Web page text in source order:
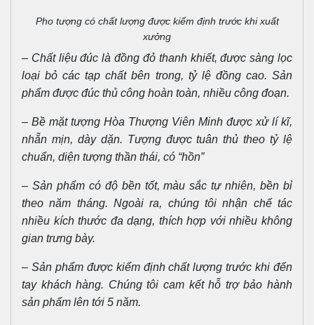
Pho tượng có chất lượng được kiểm định trước khi xuất
xưởng
– Chất liệu đúc là đồng đỏ thanh khiết, được sàng lọc
loại bỏ các tạp chất bên trong, tỷ lệ đồng cao. Sản
phẩm được đúc thủ công hoàn toàn, nhiều công đoạn.
– Bề mặt tượng Hòa Thượng Viên Minh được xử lí kĩ,
nhẵn mịn, dày dặn. Tượng được tuân thủ theo tỷ lệ
chuẩn, diện tượng thần thái, có “hồn”
– Sản phẩm có độ bền tốt, màu sắc tự nhiên, bền bỉ
theo năm tháng. Ngoài ra, chúng tôi nhận chế tác
nhiều kích thước đa dạng, thích hợp với nhiều không
gian trưng bày.
– Sản phẩm được kiểm định chất lượng trước khi đến
tay khách hàng. Chúng tôi cam kết hỗ trợ bảo hành
sản phẩm lên tới 5 năm.